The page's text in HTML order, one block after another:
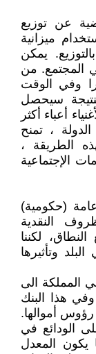
عن توزيع
ميزانية
يمكن
في المجتمع. من
وفي الوقت
سيحصل
أعباء أكثر
، تمنح
الطريقة ،
الإجتماعية
(حكومية)
النقدية
لكننا
وتأثيرها
المملكة الى
البنك المركزي النرويجي Norges Bank وفي هذا البنك
أموالها.
الودائع في
يكون المعدل